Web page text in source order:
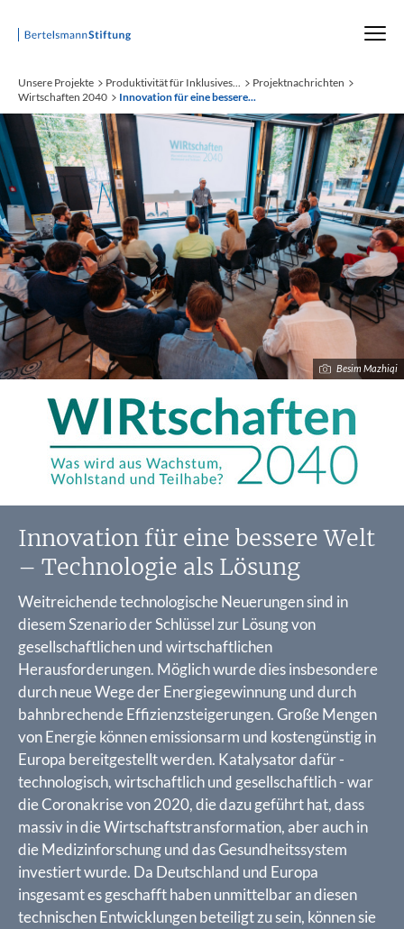
Startseite
Unsere Projekte Produktivität für Inklusives...
Projektnachrichten
Wirtschaften 2040
Innovation für eine bessere...
Besim Mazhiqi
Innovation für eine bessere Welt
– Technologie als Lösung
Weitreichende technologische Neuerungen sind in
diesem Szenario der Schlüssel zur Lösung von
gesellschaftlichen und wirtschaftlichen
Herausforderungen. Möglich wurde dies insbesondere
durch neue Wege der Energiegewinnung und durch
bahnbrechende Effizienzsteigerungen. Große Mengen
von Energie können emissionsarm und kostengünstig in
Europa bereitgestellt werden. Katalysator dafür -
technologisch, wirtschaftlich und gesellschaftlich - war
die Coronakrise von 2020, die dazu geführt hat, dass
massiv in die Wirtschaftstransformation, aber auch in
die Medizinforschung und das Gesundheitssystem
investiert wurde. Da Deutschland und Europa
insgesamt es geschafft haben unmittelbar an diesen
technischen Entwicklungen beteiligt zu sein, können sie